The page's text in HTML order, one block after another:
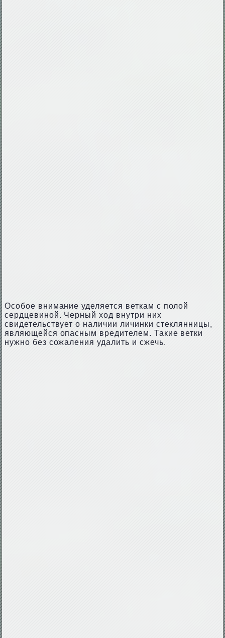
Особое внимание уделяется веткам с полой
сердцевиной. Черный ход внутри них
свидетельствует о наличии личинки стеклянницы,
являющейся опасным вредителем. Такие ветки
нужно без сожаления удалить и сжечь.